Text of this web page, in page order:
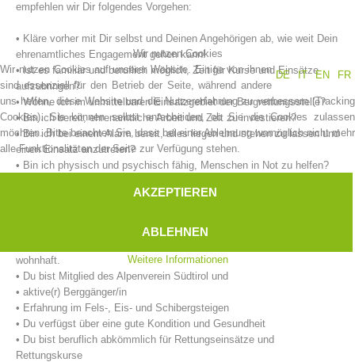
Bergrettungsstellen
empfehlen wir Dir folgendes Vorgehen:
• Kläre vorher mit Dir selbst und Deinen Angehörigen ab, wie weit Dein
ehrenamtliches Engagement gehen kann!
• Ist es familiär und beruflich möglich, Zeit für Kurse und Einsätze
aufzubringen?
• Wohne ich im unmittelbaren Einsatzgebiet der Bergrettungsstelle?
• Bin ich bereit, ehrenamtliche Arbeit und Zeit zu investieren?
• Bin ich bei einem Alarm bereit, alles liegen und stehen zu lassen und
einen Einsatz anzutreten?
• Bin ich physisch und psychisch fähig, Menschen in Not zu helfen?
Unsere Anforderungen an eine/n Bergretter/in:
• Du hast das 18. Lebensjahr vollendet.
wohnhaft.
• Du bist Mitglied des Alpenverein Südtirol und
• aktive(r) Berggänger/in
• Erfahrung im Fels-, Eis- und Schibergsteigen
• Du verfügst über eine gute Kondition und Gesundheit
• Du bist beruflich abkömmlich für Rettungseinsätze und
Rettungskurse
Wir nutzen Cookies
DE
IT EN FR
Wir nutzen Cookies auf unserer Website. Einige von ihnen
sind essenziell für den Betrieb der Seite, während andere
uns helfen, diese Website und die Nutzererfahrung zu verbessern (Tracking
Cookies). Sie können selbst entscheiden, ob Sie die Cookies zulassen
möchten. Bitte beachten Sie, dass bei einer Ablehnung womöglich nicht mehr
alle Funktionalitäten der Seite zur Verfügung stehen.
AKZEPTIEREN
ABLEHNEN
Weitere Informationen